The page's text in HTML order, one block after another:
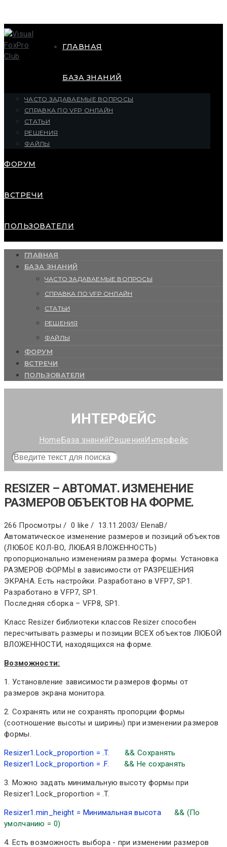
ГЛАВНАЯ
БАЗА ЗНАНИЙ
ЧАСТО ЗАДАВАЕМЫЕ ВОПРОСЫ
СПРАВКА ПО VFP ОНЛАЙН
СТАТЬИ
РЕШЕНИЯ
ФАЙЛЫ
ФОРУМ
ВСТРЕЧИ
ПОЛЬЗОВАТЕЛИ
ГЛАВНАЯ
БАЗА ЗНАНИЙ
ЧАСТО ЗАДАВАЕМЫЕ ВОПРОСЫ
СПРАВКА ПО VFP ОНЛАЙН
СТАТЬИ
РЕШЕНИЯ
ФАЙЛЫ
ФОРУМ
ВСТРЕЧИ
ПОЛЬЗОВАТЕЛИ
ИНТЕРФЕЙС
HomeБаза знанийРешенияИнтерфейс
RESIZER – АВТОМАТ. ИЗМЕНЕНИЕ
РАЗМЕРОВ ОБЪЕКТОВ НА ФОРМЕ.
266 Просмотры / 0 like / 13.11.2003/ ElenaB/
Автоматическое изменение размеров и позиций объектов
(ЛЮБОЕ КОЛ-ВО, ЛЮБАЯ ВЛОЖЕННОСТЬ)
пропорционально изменениям размера формы. Установка
РАЗМЕРОВ ФОРМЫ в зависимости от РАЗРЕШЕНИЯ
ЭКРАНА. Есть настройки. Разработано в VFP7, SP1.
Разработано в VFP7, SP1.
Последняя сборка – VFP8, SP1.
Класс Resizer библиотеки классов Resizer способен
пересчитывать размеры и позиции ВСЕХ объектов ЛЮБОЙ
ВЛОЖЕННОСТИ, находящихся на форме.
Возможности:
1. Установление зависимости размеров формы от
размеров экрана монитора.
2. Сохранять или не сохранять пропорции формы
(соотношение высоты и ширины) при изменении размеров
формы.
Resizer1.Lock_proportion = .T.
&& Сохранять
Resizer1.Lock_proportion = .F.
&& Не сохранять
3. Можно задать минимальную высоту формы при
Resizer1.Lock_proportion = .T.
Resizer1.min_height = Минимальная высота
&& (По
умолчанию = 0)
4. Есть возможность выбора - при изменении размеров